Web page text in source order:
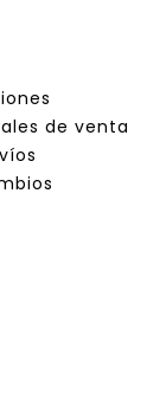
de venta